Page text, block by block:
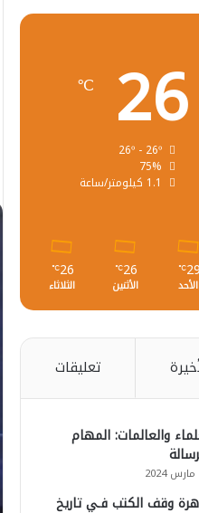
26
℃
26º - 26º
75%
1.1 كيلومتر/ساعة
29
℃
الأحد
26
℃
الأثنين
26
℃
الثلاثاء
تعليقات
والعالمات: المهام
وقف الكتب فـي تاريخ